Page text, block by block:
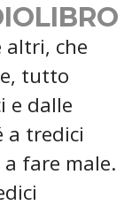
altri, che
tutto
e dalle
a tredici
fare male.